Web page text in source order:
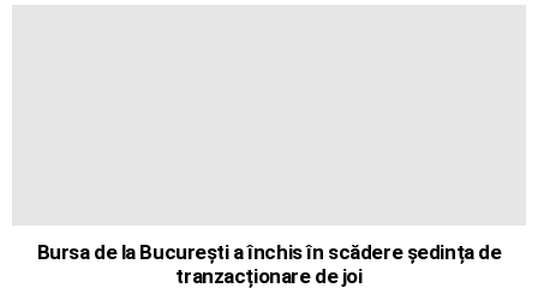
Bursa de la București a închis în scădere ședința de
tranzacționare de joi